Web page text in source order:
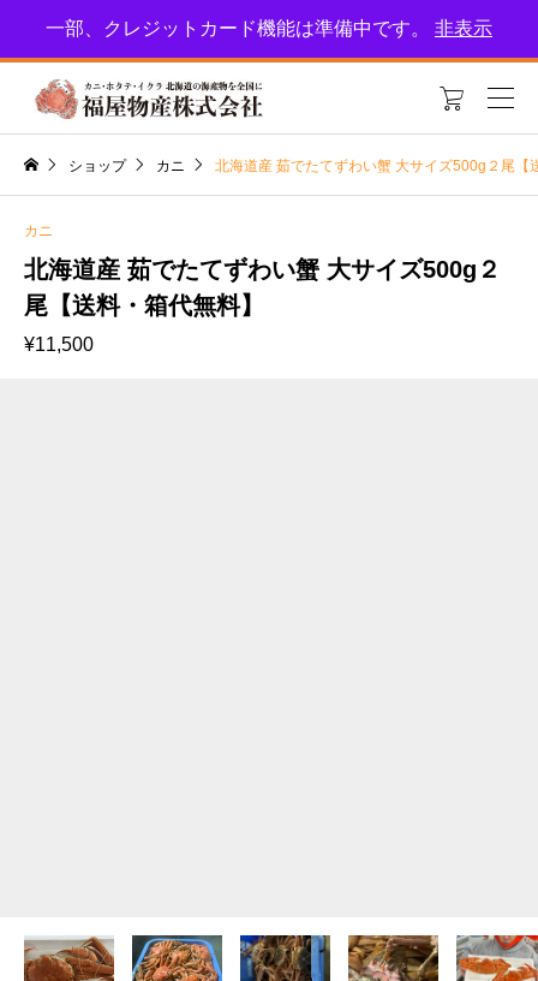
北海道恵庭市の福屋物産！新鮮な海産物をお届けします。特集をお楽しみに
🎵

ショップ カニ 北海道産 茹でたてずわい蟹 大サイズ500g２尾【
カニ
北海道産 茹でたてずわい蟹 大サイズ500g２
尾【送料・箱代無料】
¥11,500
一部、クレジットカード機能は準備中です。 非表示